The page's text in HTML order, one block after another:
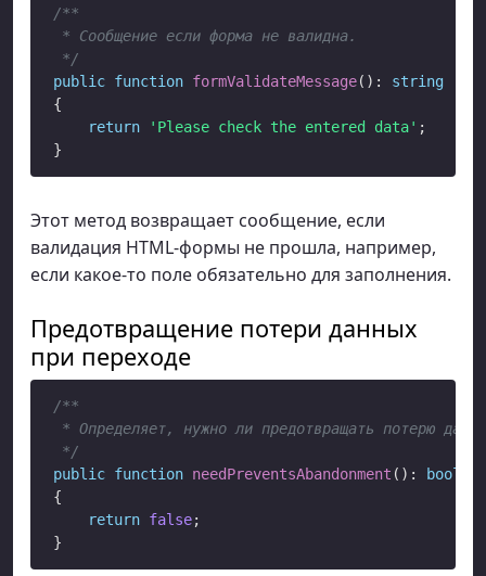
/**
* Сообщение если форма не валидна.
*/
public function formValidateMessage(): string
{
return
'Please check the entered data' ;
Этот метод возвращает сообщение, если
валидация HTML-формы не прошла, например,
если какое-то поле обязательно для заполнения.
Предотвращение потери данных
при переходе
/**
* Определяет, нужно ли предотвращать потерю
*/
public function needPreventsAbandonment ():
bool
{
return false;